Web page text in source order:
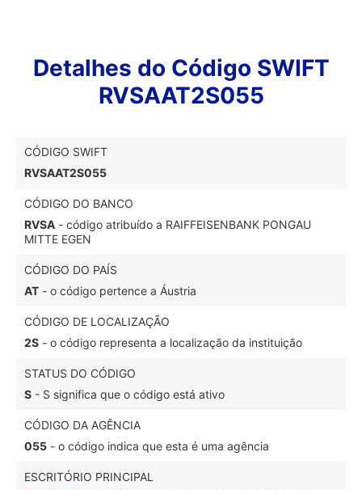
Detalhes do Código SWIFT
RVSAAT2S055
CÓDIGO SWIFT
RVSAAT2S055
CÓDIGO DO BANCO
RVSA - código atribuído a RAIFFEISENBANK PONGAU
MITTE EGEN
CÓDIGO DO PAÍS
AT - o código pertence a Áustria
CÓDIGO DE LOCALIZAÇÃO
2S - o código representa a localização da instituição
STATUS DO CÓDIGO
S - S significa que o código está ativo
CÓDIGO DA AGÊNCIA
055 - o código indica que esta é uma agência
ESCRITÓRIO PRINCIPAL